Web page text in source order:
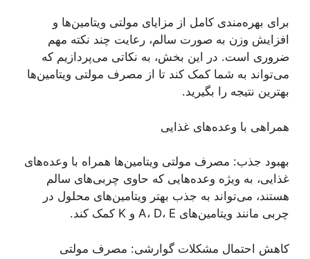
برای بهره‌مندی کامل از مزایای مولتی ویتامین‌ها و
افزایش وزن به صورت سالم، رعایت چند نکته مهم
ضروری است. در این بخش، به نکاتی می‌پردازیم که
می‌تواند به شما کمک کند تا از مصرف مولتی ویتامین‌ها
بهترین نتیجه را بگیرید.
همراهی با وعده‌های غذایی
بهبود جذب: مصرف مولتی ویتامین‌ها همراه با وعده‌های
غذایی، به ویژه وعده‌هایی که حاوی چربی‌های سالم
هستند، می‌تواند به جذب بهتر ویتامین‌های محلول در
چربی مانند ویتامین‌های A، D، E و K کمک کند.
کاهش احتمال مشکلات گوارشی: مصرف مولتی